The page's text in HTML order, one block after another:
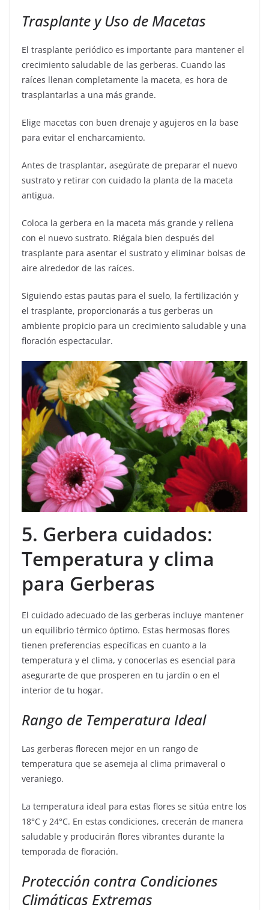
Trasplante y Uso de Macetas
El trasplante periódico es importante para mantener el
crecimiento saludable de las gerberas. Cuando las
raíces llenan completamente la maceta, es hora de
trasplantarlas a una más grande.
Elige macetas con buen drenaje y agujeros en la base
para evitar el encharcamiento.
Antes de trasplantar, asegúrate de preparar el nuevo
sustrato y retirar con cuidado la planta de la maceta
antigua.
Coloca la gerbera en la maceta más grande y rellena
con el nuevo sustrato. Riégala bien después del
trasplante para asentar el sustrato y eliminar bolsas de
aire alrededor de las raíces.
Siguiendo estas pautas para el suelo, la fertilización y
el trasplante, proporcionarás a tus gerberas un
ambiente propicio para un crecimiento saludable y una
floración espectacular.
5. Gerbera cuidados:
Temperatura y clima
para Gerberas
El cuidado adecuado de las gerberas incluye mantener
un equilibrio térmico óptimo. Estas hermosas flores
tienen preferencias específicas en cuanto a la
temperatura y el clima, y conocerlas es esencial para
asegurarte de que prosperen en tu jardín o en el
interior de tu hogar.
Rango de Temperatura Ideal
Las gerberas florecen mejor en un rango de
temperatura que se asemeja al clima primaveral o
veraniego.
La temperatura ideal para estas flores se sitúa entre los
18°C y 24°C. En estas condiciones, crecerán de manera
saludable y producirán flores vibrantes durante la
temporada de floración.
Protección contra Condiciones
Climáticas Extremas